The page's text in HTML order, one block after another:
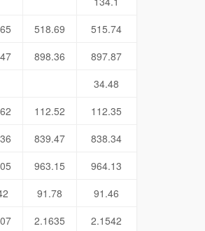
518.69
515.74
898.36
897.87
34.48
112.52
112.35
839.47
838.34
963.15
964.13
91.78
91.46
2.1635
2.1542